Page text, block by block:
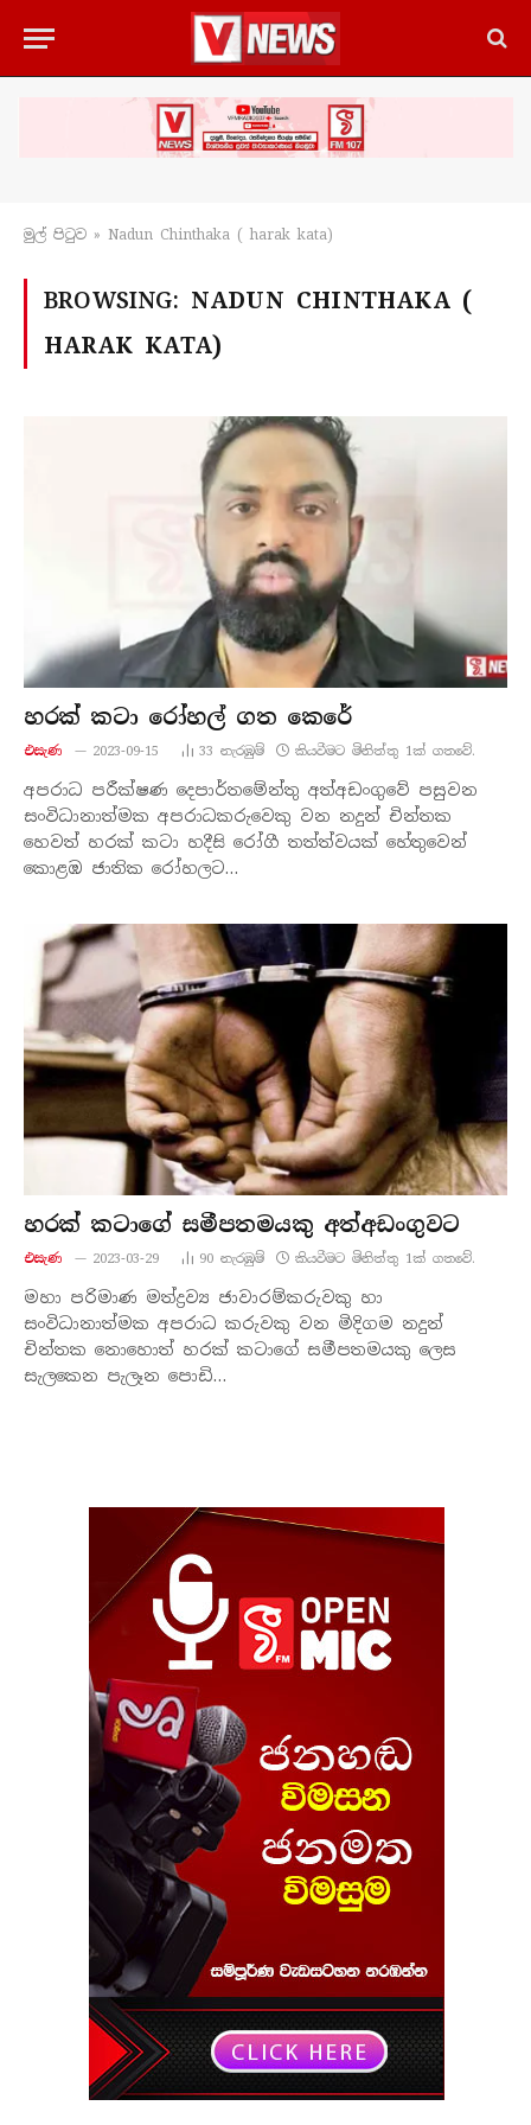
මුල් පිටු​ව » Nadun Chinthaka ( harak kata)
BROWSING: NADUN CHINTHAKA (
HARAK KATA)
හරක් කටා රෝහල් ගත කෙරේ
එසැණ 2023-09-15 33 නැරඹු​ම් කියවීමට මිනිත්තු 1ක් ගතවේ.
අපරාධ පරීක්ෂණ දෙපාර්තමේන්තු අත්අඩංගුවේ පසුවන
සංවිධානාත්මක අපරාධකරුවෙකු වන නදුන් චින්තක
හෙවත් හරක් කටා හදීසි රෝගී තත්ත්වයක් හේතුවෙන්
කොළඹ ජාතික රෝහලට…
හරක් කටාගේ සමීපතමයකු අත්අඩංගුවට
එසැණ 2023-03-29 90 නැරඹු​ම් කියවීමට මිනිත්තු 1ක් ගතවේ.
මහා පරිමාණ මත්ද්‍රව්‍ය ජාවාරම්කරුවකු හා
සංවිධානාත්මක අපරාධ කරුවකු වන මිදිගම නදුන්
චින්තක නොහොත් හරක් කටාගේ සමීපතමයකු ලෙස
සැලකෙන පැලෑන පොඩි…